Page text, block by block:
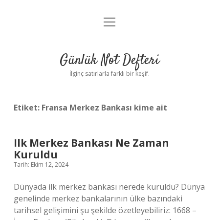
Anasayfa
Yasal Uyarı
menüyü
Günlük Not Defteri
İlginç satırlarla farklı bir keşif.
Etiket: Fransa Merkez Bankası kime ait
Ilk Merkez Bankası Ne Zaman
Kuruldu
Tarih: Ekim 12, 2024
Dünyada ilk merkez bankası nerede kuruldu? Dünya
genelinde merkez bankalarının ülke bazındaki
tarihsel gelişimini şu şekilde özetleyebiliriz: 1668 –